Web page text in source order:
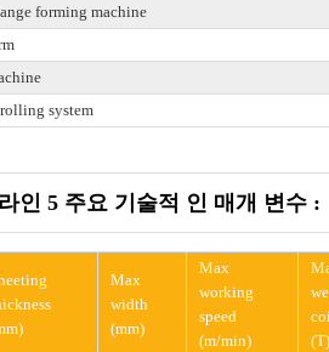
forming machine
system
인 5 주요 기술적 인 매개 변수 :
Max
width
(mm)
Max
working
speed
(m/min)
(T)